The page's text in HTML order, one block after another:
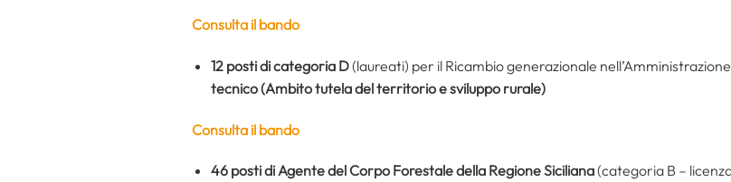
Consulta il bando
12 posti di categoria D(laureati) per il Ricambio generazionale
tecnico (Ambito tutela del territorio e sviluppo rurale)
Consulta il bando
46 posti di Agente del Corpo Forestale della Regione Siciliana(categoria B –